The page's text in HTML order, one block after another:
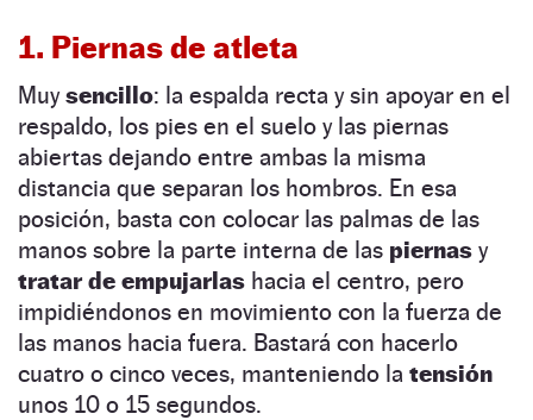
1. Piernas de atleta
Muysencillo: la espalda recta y sin apoyar en el
respaldo, los pies en el suelo y las piernas
abiertas dejando entre ambas la misma
distancia que separan los hombros. En esa
posición, basta con colocar las palmas de las
manos sobre la parte interna de las piernas y
tratar de empujarlas hacia el centro, pero
impidiéndonos en movimiento con la fuerza de
las manos hacia fuera. Bastará con hacerlo
cuatro o cinco veces, manteniendo la tensión
unos 10 o 15 segundos.